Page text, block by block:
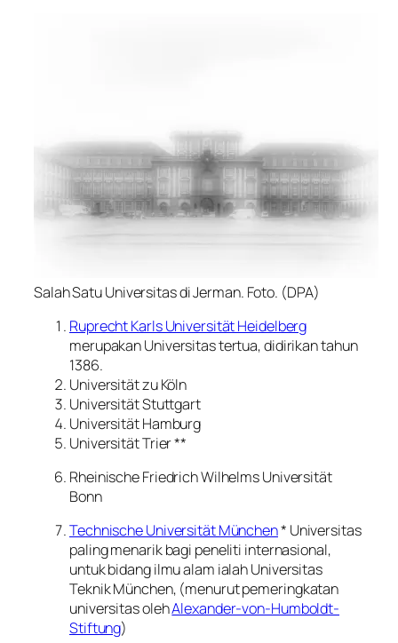
Salah Satu Universitas di Jerman. Foto. (DPA)
Ruprecht Karls Universität Heidelberg
merupakan Universitas tertua, didirikan tahun
1386.
Universität zu Köln
Universität Stuttgart
Universität Hamburg
Universität Trier **
Rheinische Friedrich Wilhelms Universität
Bonn
Technische Universität München* Universitas
paling menarik bagi peneliti internasional,
untuk bidang ilmu alam ialah Universitas
Teknik München, (menurut pemeringkatan
universitas olehAlexander-von-Humboldt-
Stiftung)